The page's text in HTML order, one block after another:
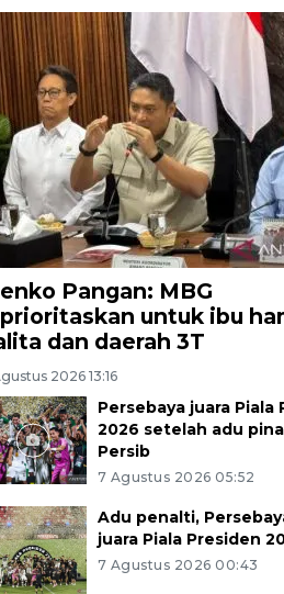
Pangan: MBG
untuk ibu
dan daerah 3T
2026 13:16
Persebaya juara Piala
2026 setelah adu
Persib
7 Agustus 2026 05:52
Adu penalti,
juara Piala Presiden
7 Agustus 2026 00:43